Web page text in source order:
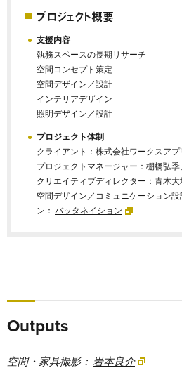
プロジェクト概要
支援内容
執務スペースの長期リサーチ
空間コンセプト策定
空間デザイン／設計
インテリアデザイン
照明デザイン／設計
プロジェクト体制
クライアント：株式会社ワークスア
プロジェクトマネージャー：棚橋弘
クリエイティブディレクター：青木大
空間デザイン／コミュニケーション
ン： バッタネイション
Outputs
空間・家具撮影： 岩本良介